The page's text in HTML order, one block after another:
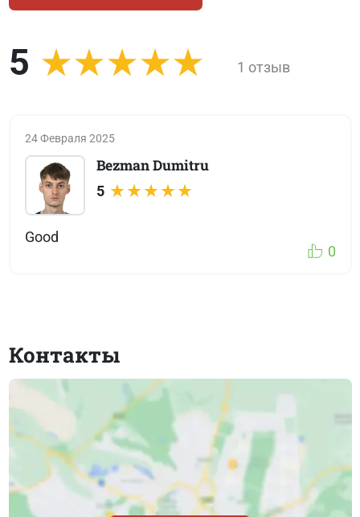
5 1 отзыв
Bezman Dumitru
5
24 Февраля 2025
Good
0
Контакты